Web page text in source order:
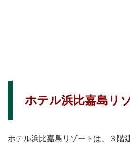
ホテル浜比嘉島リ
ホテル浜比嘉島リゾートは、３階